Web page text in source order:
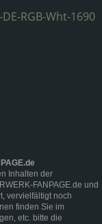
Inhalten der
FANPAGE.de und
vervielfältigt noch
finden Sie im
etc. bitte die